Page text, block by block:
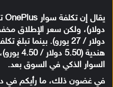
هندية
السوار الذكي في السوق بعد.
في غضون ذلك، ما رأيكم في